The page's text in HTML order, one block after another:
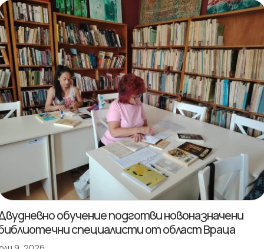
обучение подготви новоназначени
специалисти от област Враца